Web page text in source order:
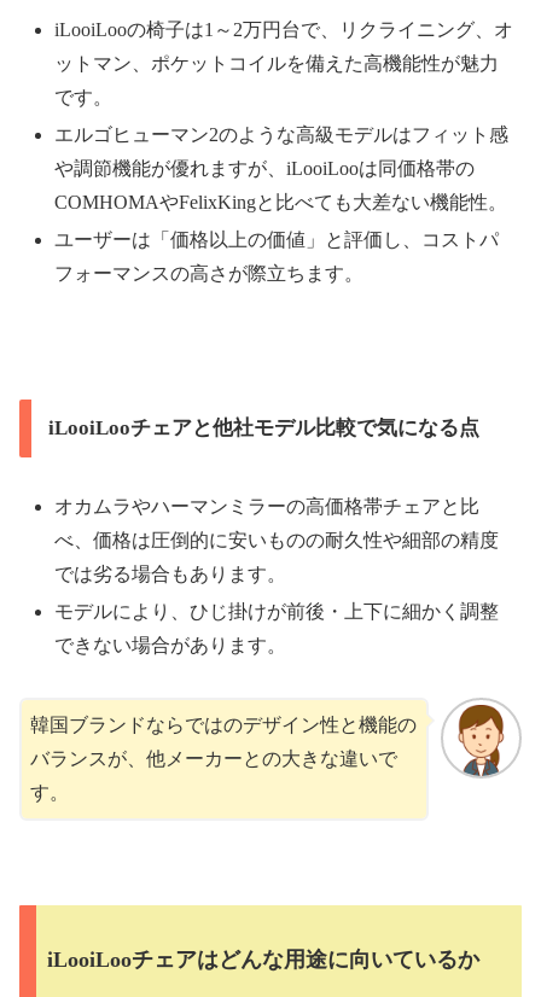
iLooiLooの椅子は1～2万円台で、リクライニング、オ
ットマン、ポケットコイルを備えた高機能性が魅力
です。
エルゴヒューマン2のような高級モデルはフィット感
や調節機能が優れますが、iLooiLooは同価格帯の
COMHOMAやFelixKingと比べても大差ない機能性。
ユーザーは「価格以上の価値」と評価し、コストパ
フォーマンスの高さが際立ちます。
iLooiLooチェアと他社モデル比較で気になる点
オカムラやハーマンミラーの高価格帯チェアと比
べ、価格は圧倒的に安いものの耐久性や細部の精度
では劣る場合もあります。
モデルにより、ひじ掛けが前後・上下に細かく調整
できない場合があります。
韓国ブランドならではのデザイン性と機能の
バランスが、他メーカーとの大きな違いで
す。
iLooiLooチェアはどんな用途に向いているか